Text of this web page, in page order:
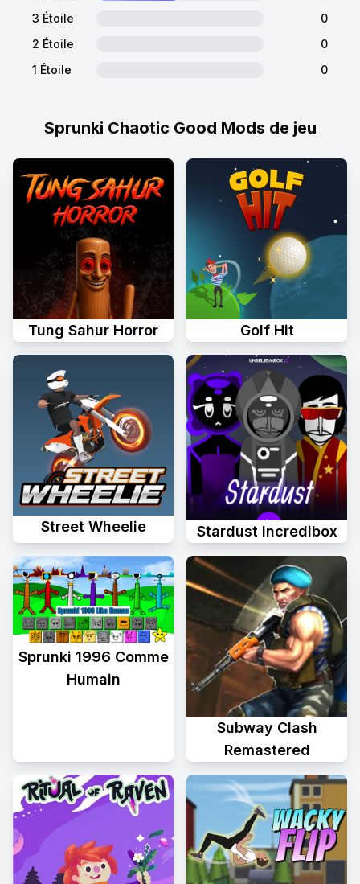
Sprunki Chaotic Good Mods de jeu
Tung Sahur Horror Golf Hit
Street Wheelie Stardust Incredibox
Sprunki 1996 Comme
Humain
Subway Clash
Remastered
3 Étoile
0
2 Étoile
0
1 Étoile
0